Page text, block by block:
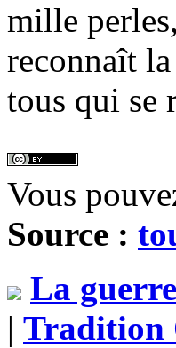
mille
reconnaît
tous qui se
Vous
Source :
La
| Tradition